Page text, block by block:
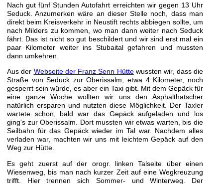
Nach gut fünf Stunden Autofahrt erreichten wir gegen 13 Uhr
Seduck. Anzumerken wäre an dieser Stelle noch, dass man
direkt beim Kreisverkehr in Neustift rechts abbiegen sollte, um
nach Milders zu kommen, wo man dann weiter nach Seduck
fährt. Das ist nicht so gut beschildert und wir sind erst mal ein
paar Kilometer weiter ins Stubaital gefahren und mussten
dann umkehren.
Aus der Webseite der Franz Senn Hüttewussten wir, dass die
Straße von Seduck zur Oberissalm, etwa 4 Kilometer, noch
gesperrt sein würde, es aber ein Taxi gibt. Mit dem Gepäck für
eine ganze Woche wollten wir uns den Asphalthatscher
natürlich ersparen und nutzten diese Möglichkeit. Der Taxler
wartete schon, bald war das Gepäck aufgeladen und los
ging's zur Oberissalm. Dort mussten wir etwas warten, bis die
Seilbahn für das Gepäck wieder im Tal war. Nachdem alles
verladen war, machten wir uns mit leichtem Gepäck auf den
Weg zur Hütte.
Es geht zuerst auf der orogr. linken Talseite über einen
Wiesenweg, bis man nach kurzer Zeit auf eine Wegkreuzung
trifft. Hier trennen sich Sommer- und Winterweg. Der